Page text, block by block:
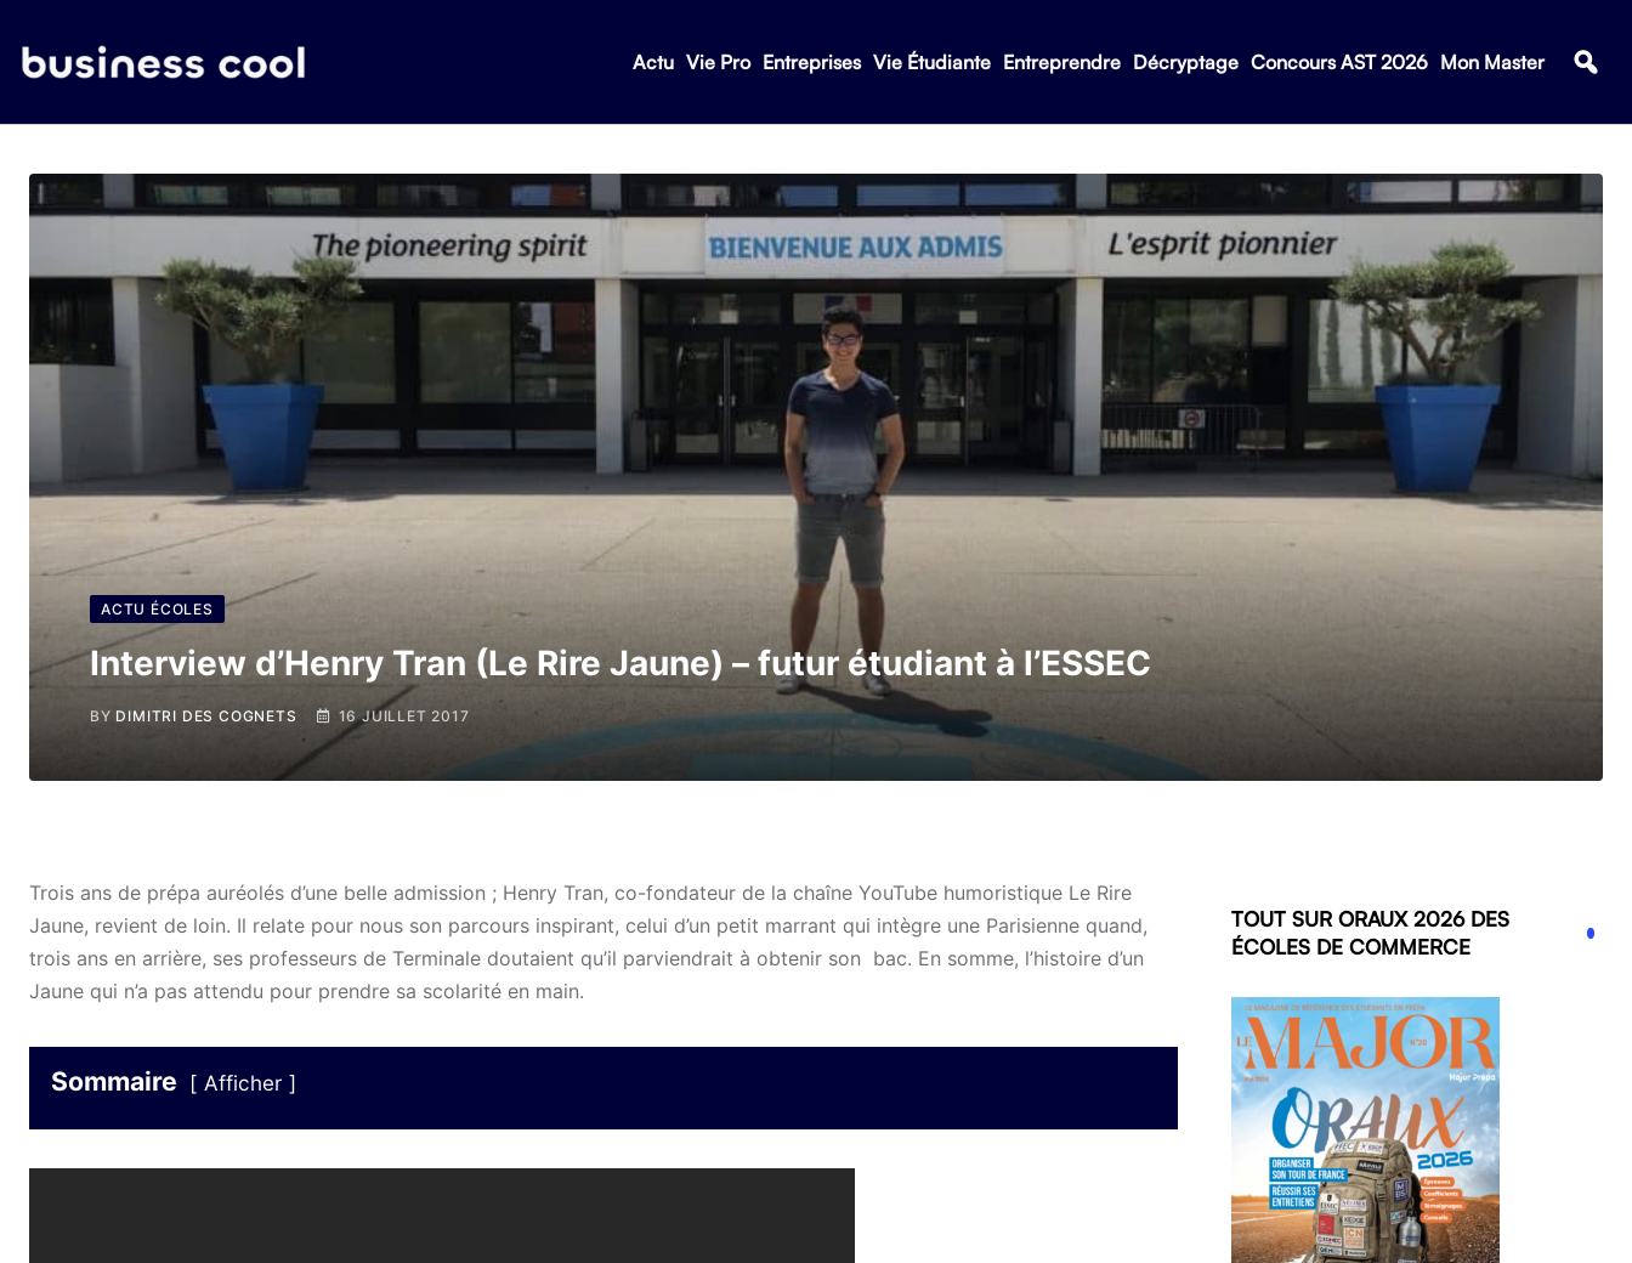
Actu Vie Pro Entreprises Vie Étudiante Entreprendre Décryptage Concours AST 2026 Mon Master
ACTU ÉCOLES
Interview d’Henry Tran (Le Rire Jaune) – futur étudiant à l’ESSEC
BY DIMITRI DES COGNETS 16 JUILLET 2017
Trois ans de prépa auréolés d’une belle admission ; Henry Tran, co-fondateur de la chaîne YouTube humoristique Le Rire
Jaune, revient de loin. Il relate pour nous son parcours inspirant, celui d’un petit marrant qui intègre une Parisienne quand,
trois ans en arrière, ses professeurs de Terminale doutaient qu’il parviendrait à obtenir son bac. En somme, l’histoire d’un
Jaune qui n’a pas attendu pour prendre sa scolarité en main.
Sommaire Afficher
TOUT SUR ORAUX 2026 DES
ÉCOLES DE COMMERCE